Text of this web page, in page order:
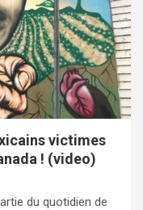
victimes
! (video)
du quotidien de